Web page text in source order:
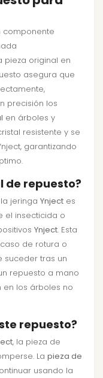
componente
pieza original en
asegura que
precisión los
en árboles y
resistente y se
garantizando
de repuesto?
jeringa Ynject es
el insecticida o
Ynject. Esta
de rotura o
suceder tras un
repuesto a mano
los árboles no
repuesto?
, la pieza de
La pieza de
usando la